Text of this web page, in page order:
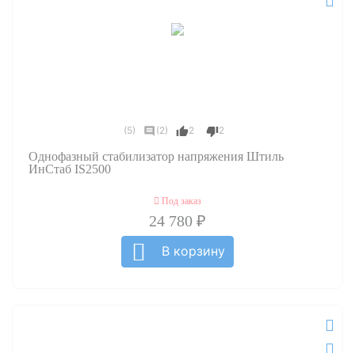
(5) (2) 2 2
Однофазный стабилизатор напряжения Штиль
ИнСтаб IS2500
Под заказ
24 780 ₽
В корзину